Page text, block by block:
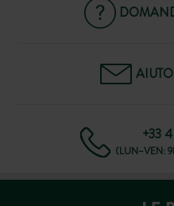
+33
(LUN–VEN: